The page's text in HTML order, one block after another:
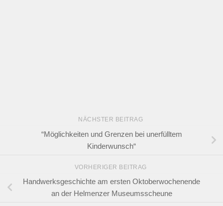
NÄCHSTER BEITRAG
“Möglichkeiten und Grenzen bei unerfülltem
Kinderwunsch“
VORHERIGER BEITRAG
Handwerksgeschichte am ersten Oktoberwochenende
an der Helmenzer Museumsscheune